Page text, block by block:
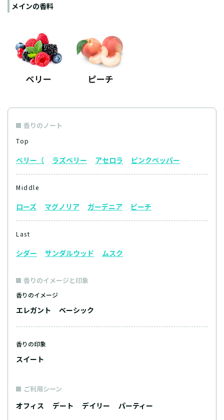
メインの香料
香りのノート
Top
ベリー（ ラズベリー アセロラ ピンクペッパー
Middle
ローズ マグノリア ガーデニア ピーチ
Last
シダー サンダルウッド ムスク
香りのイメージと印象
香りのイメージ
エレガント ベーシック
香りの印象
スイート
ご利用シーン
オフィス デート デイリー パーティー